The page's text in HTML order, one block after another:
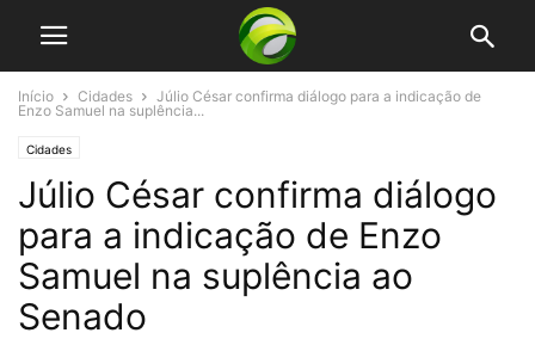
Início Cidades
Júlio César confirma diálogo para a indicação de
Enzo Samuel na suplência...
Cidades
Júlio César confirma diálogo
para a indicação de Enzo
Samuel na suplência ao
Senado